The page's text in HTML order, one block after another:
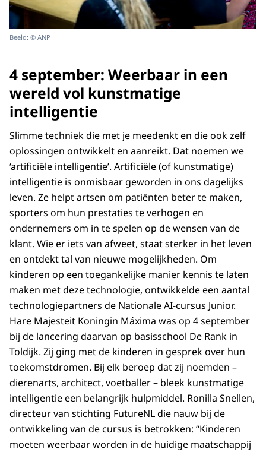
Beeld: © ANP
4 september: Weerbaar in een
wereld vol kunstmatige
intelligentie
Slimme techniek die met je meedenkt en die ook zelf
oplossingen ontwikkelt en aanreikt. Dat noemen we
‘artificiële intelligentie’. Artificiële (of kunstmatige)
intelligentie is onmisbaar geworden in ons dagelijks
leven. Ze helpt artsen om patiënten beter te maken,
sporters om hun prestaties te verhogen en
ondernemers om in te spelen op de wensen van de
klant. Wie er iets van afweet, staat sterker in het leven
en ontdekt tal van nieuwe mogelijkheden. Om
kinderen op een toegankelijke manier kennis te laten
maken met deze technologie, ontwikkelde een aantal
technologiepartners de Nationale AI-cursus Junior.
Hare Majesteit Koningin Máxima was op 4 september
bij de lancering daarvan op basisschool De Rank in
Toldijk. Zij ging met de kinderen in gesprek over hun
toekomstdromen. Bij elk beroep dat zij noemden –
dierenarts, architect, voetballer – bleek kunstmatige
intelligentie een belangrijk hulpmiddel. Ronilla Snellen,
directeur van stichting FutureNL die nauw bij de
ontwikkeling van de cursus is betrokken: “Kinderen
moeten weerbaar worden in de huidige maatschappij